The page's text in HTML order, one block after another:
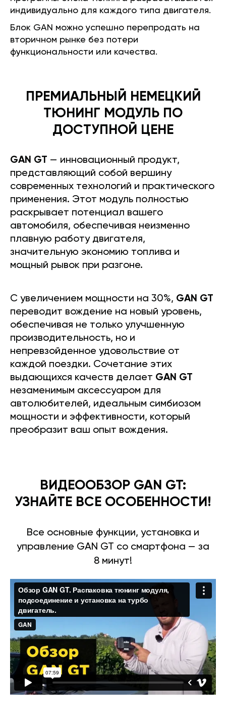
индивидуально для каждого типа двигателя.
Блок GAN можно успешно перепродать на
вторичном рынке без потери
функциональности или качества.
ПРЕМИАЛЬНЫЙ НЕМЕЦКИЙ
ТЮНИНГ МОДУЛЬ ПО
ДОСТУПНОЙ ЦЕНЕ
GAN GT — инновационный продукт,
представляющий собой вершину
современных технологий и практического
применения. Этот модуль полностью
раскрывает потенциал вашего
автомобиля, обеспечивая неизменно
плавную работу двигателя,
значительную экономию топлива и
мощный рывок при разгоне.
С увеличением мощности на 30%, GAN GT
переводит вождение на новый уровень,
обеспечивая не только улучшенную
производительность, но и
непревзойденное удовольствие от
каждой поездки. Сочетание этих
выдающихся качеств делает GAN GT
незаменимым аксессуаром для
автолюбителей, идеальным симбиозом
мощности и эффективности, который
преобразит ваш опыт вождения.
ВИДЕООБЗОР GAN GT:
УЗНАЙТЕ ВСЕ ОСОБЕННОСТИ!
Все основные функции, установка и
управление GAN GT со смартфона — за
8 минут!